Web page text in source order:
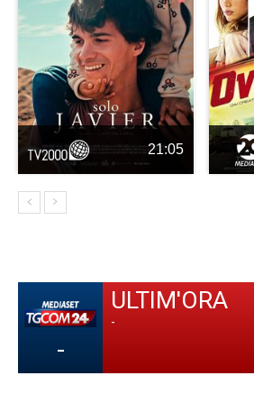
21:05
-
ULTIM'ORA
-